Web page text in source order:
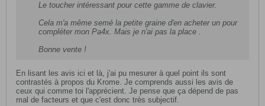
Le toucher intéressant pour cette gamme de clavier.
Cela m'a même semé la petite graine d'en acheter un pour
compléter mon Pa4x. Mais je n'ai pas la place .
Bonne vente !
En lisant les avis ici et là, j'ai pu mesurer à quel point ils sont
contrastés à propos du Krome. Je comprends aussi les avis de
ceux qui comme toi l'apprécient. Je pense que ça dépend de pas
mal de facteurs et que c'est donc très subjectif.